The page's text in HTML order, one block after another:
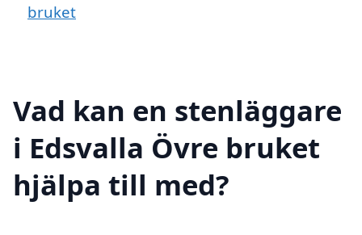
bruket
Vad kan en stenläggare
i Edsvalla Övre bruket
hjälpa till med?